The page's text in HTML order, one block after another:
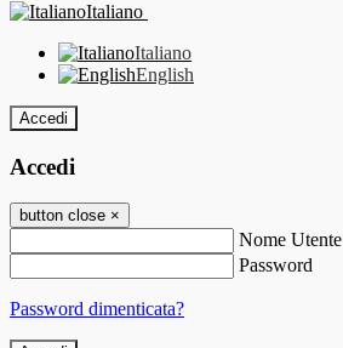
Italiano
Italiano
English
Accedi
Accedi
button close ×
Nome Utente
Password
Password dimenticata?